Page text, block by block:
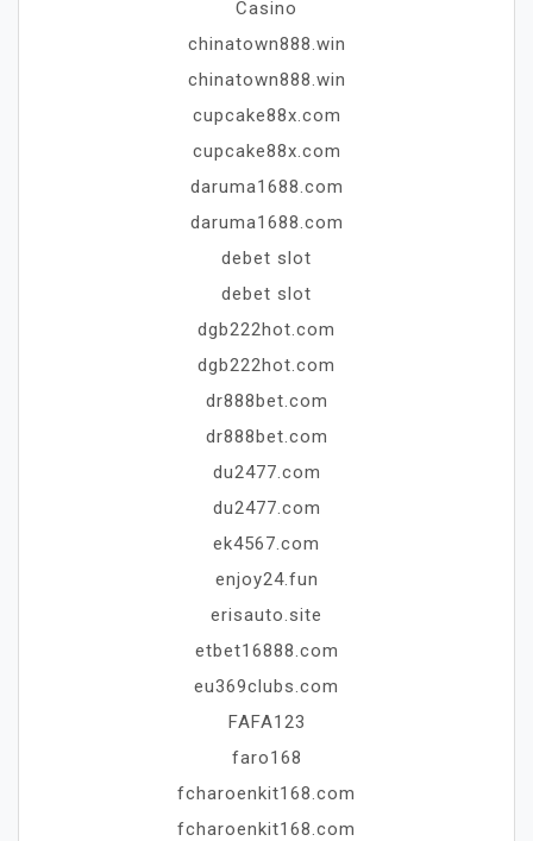
Casino
chinatown888.win
chinatown888.win
cupcake88x.com
cupcake88x.com
daruma1688.com
daruma1688.com
debet slot
debet slot
dgb222hot.com
dgb222hot.com
dr888bet.com
dr888bet.com
du2477.com
du2477.com
ek4567.com
enjoy24.fun
erisauto.site
etbet16888.com
eu369clubs.com
FAFA123
faro168
fcharoenkit168.com
fcharoenkit168.com